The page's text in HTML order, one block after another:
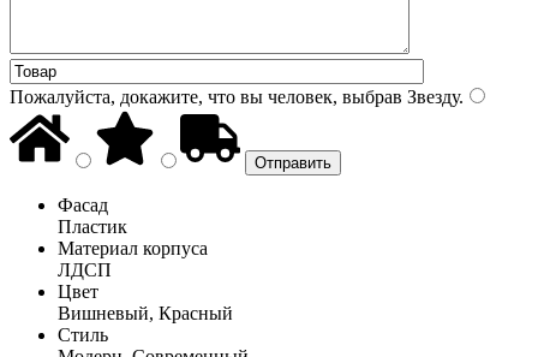
Пожалуйста, докажите, что вы человек, выбрав Звезду.
Фасад
Пластик
Материал корпуса
ЛДСП
Цвет
Вишневый, Красный
Стиль